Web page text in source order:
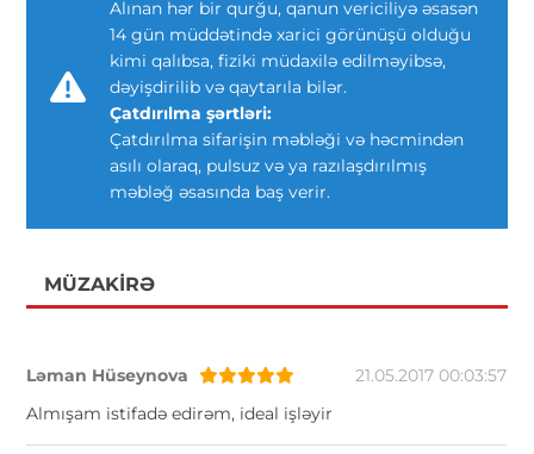
Alınan hər bir qurğu, qanun vericiliyə əsasən
14 gün müddətində xarici görünüşü olduğu
kimi qalıbsa, fiziki müdaxilə edilməyibsə,
dəyişdirilib və qaytarıla bilər.
Çatdırılma şərtləri:
Çatdırılma sifarişin məbləği və həcmindən
asılı olaraq, pulsuz və ya razılaşdırılmış
məbləğ əsasında baş verir.
MÜZAKIRƏ
Ləman Hüseynova
21.05.2017 00:03:57
Almışam istifadə edirəm, ideal işləyir